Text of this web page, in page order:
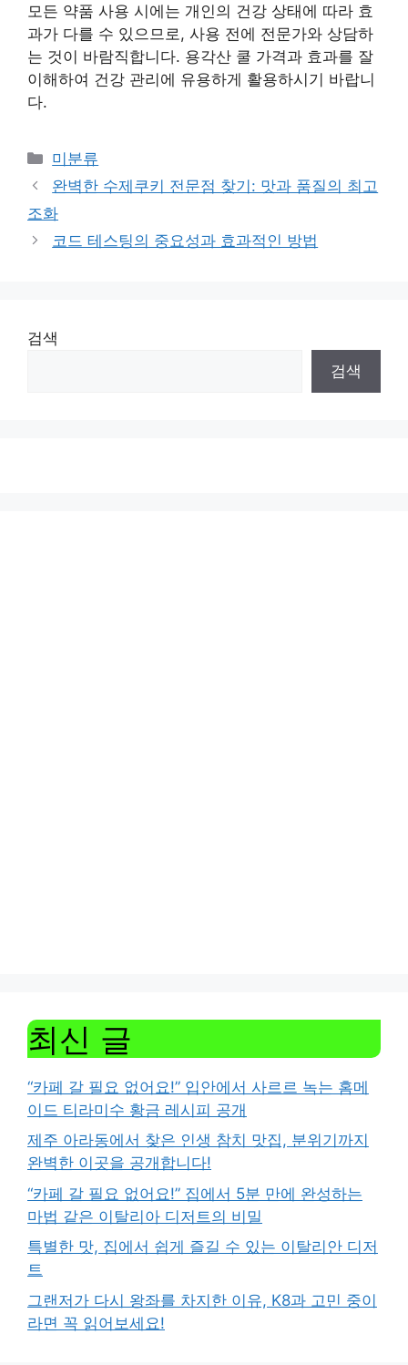
모든 약품 사용 시에는 개인의 건강 상태에 따라 효
과가 다를 수 있으므로, 사용 전에 전문가와 상담하
는 것이 바람직합니다. 용각산 쿨 가격과 효과를 잘
이해하여 건강 관리에 유용하게 활용하시기 바랍니
다.
Categories
미분류
완벽한 수제쿠키 전문점 찾기: 맛과 품질의 최고
조화
코드 테스팅의 중요성과 효과적인 방법
검색
검색
최신 글
“카페 갈 필요 없어요!” 입안에서 사르르 녹는 홈메
이드 티라미수 황금 레시피 공개
제주 아라동에서 찾은 인생 참치 맛집, 분위기까지
완벽한 이곳을 공개합니다!
“카페 갈 필요 없어요!” 집에서 5분 만에 완성하는
마법 같은 이탈리아 디저트의 비밀
특별한 맛, 집에서 쉽게 즐길 수 있는 이탈리안 디저
트
그랜저가 다시 왕좌를 차지한 이유, K8과 고민 중이
라면 꼭 읽어보세요!